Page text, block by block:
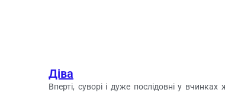
Діва
Вперті, суворі і дуже послідовні у